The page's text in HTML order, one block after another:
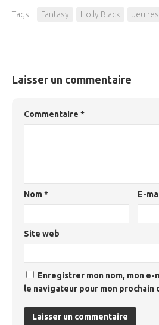
Tags: Fantasy Holly Black
Laisser un commentaire
Commentaire *
Nom* E-
Site web
Enregistrer mon nom, mon e-
le navigateur pour mon prochain